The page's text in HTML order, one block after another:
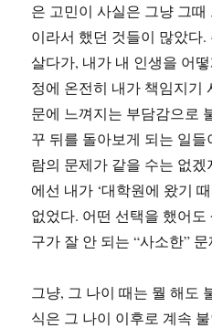
은 고민이 사실은 그냥 그
이라서 했던 것들이 많았다
살다가, 내가 내 인생을 어
정에 온전히 내가 책임지기
문에 느껴지는 부담감으로
꾸 뒤를 돌아보게 되는 일
람의 문제가 같을 수는 없
에선 내가 ‘대학원에 왔기
없었다. 어떤 선택을 했어
구가 잘 안 되는 “사소한”
그냥, 그 나이 때는 뭘 해도
식은 그 나이 이후로 계속